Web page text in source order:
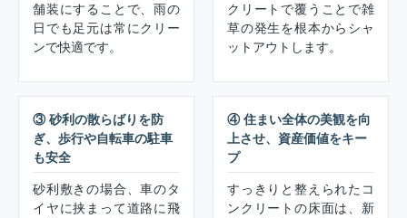
舗装にすることで、雨の
日でも足元は常にクリー
ンで快適です。
クリートで覆うことで雑
草の発生を根本からシャ
ットアウトします。
③ 砂利の散らばりを防
ぎ、歩行や自転車の駐車
も安全
砂利敷きの場合、車のタ
イヤに挟まって道路に飛
④ 住まい全体の美観を向
上させ、資産価値をキー
プ
すっきりと整えられたコ
ンクリートの床面は、新